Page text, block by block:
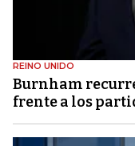
REINO UNIDO
Burnham
frente a los